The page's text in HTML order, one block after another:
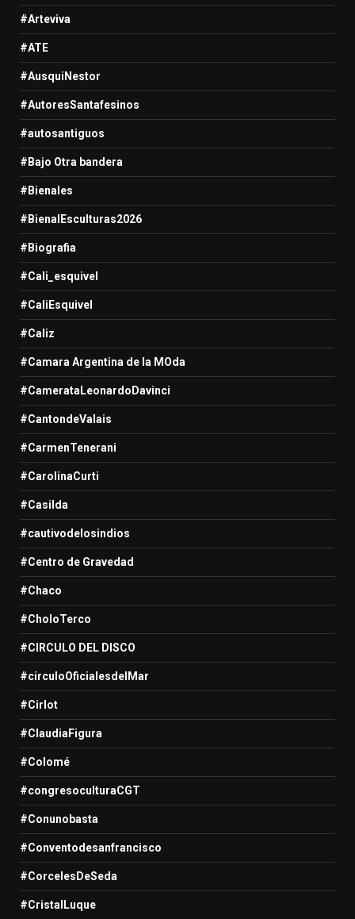
#Arteviva
#ATE
#AusquiNestor
#AutoresSantafesinos
#autosantiguos
#Bajo Otra bandera
#Bienales
#BienalEsculturas2026
#Biografia
#Cali_esquivel
#CaliEsquivel
#Caliz
#Camara Argentina de la MOda
#CamerataLeonardoDavinci
#CantondeValais
#CarmenTenerani
#CarolinaCurti
#Casilda
#cautivodelosindios
#Centro de Gravedad
#Chaco
#CholoTerco
#CIRCULO DEL DISCO
#circuloOficialesdelMar
#Cirlot
#ClaudiaFigura
#Colomé
#congresoculturaCGT
#Conunobasta
#Conventodesanfrancisco
#CorcelesDeSeda
#CristalLuque